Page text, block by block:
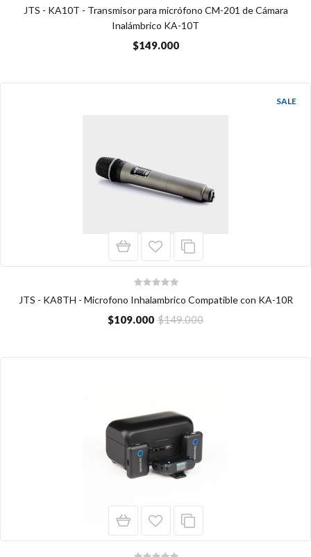
JTS - KA10T - Transmisor para micrófono CM-201 de Cámara
Inalámbrico KA-10T
$149.000
SALE
JTS - KA8TH - Microfono Inhalambrico Compatible con KA-10R
$109.000 $149.000